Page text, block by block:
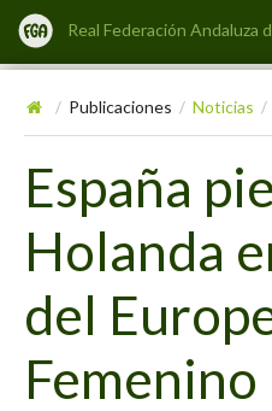
Real Federación Andaluza
/ Publicaciones / Noticias /
España
Holanda
del
Femenino